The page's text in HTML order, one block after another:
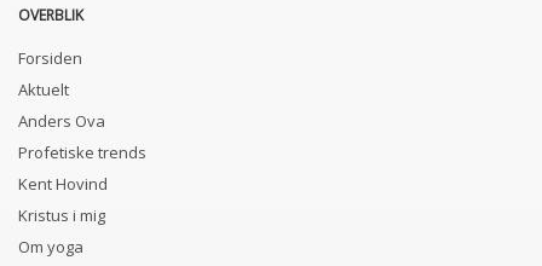
OVERBLIK
Forsiden
Aktuelt
Anders Ova
Profetiske trends
Kent Hovind
Kristus i mig
Om yoga